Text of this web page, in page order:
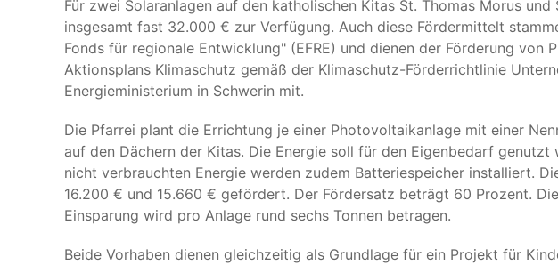
Für zwei Solaranlagen auf den katholischen Kitas St. Thomas Morus
insgesamt fast 32.000 € zur Verfügung. Auch diese Fördermittelt
Fonds für regionale Entwicklung" (EFRE) und dienen der Förderung von
Aktionsplans Klimaschutz gemäß der Klimaschutz-Förderrichtlinie
Energieministerium in Schwerin mit.
Die Pfarrei plant die Errichtung je einer Photovoltaikanlage mit einer
auf den Dächern der Kitas. Die Energie soll für den Eigenbedarf genutzt
nicht verbrauchten Energie werden zudem Batteriespeicher installiert.
16.200 € und 15.660 € gefördert. Der Fördersatz beträgt 60 Prozent.
Einsparung wird pro Anlage rund sechs Tonnen betragen.
Beide Vorhaben dienen gleichzeitig als Grundlage für ein Projekt für